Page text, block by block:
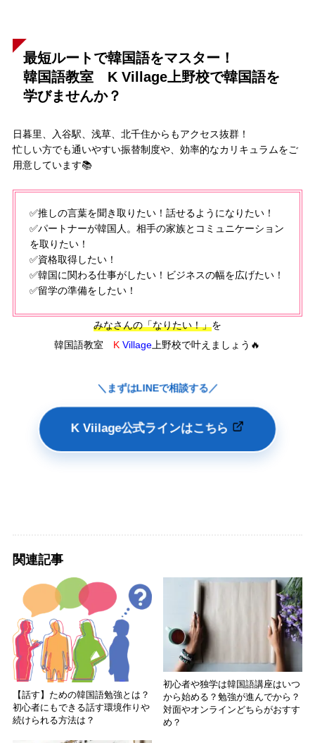
最短ルートで韓国語をマスター！
韓国語教室 K Village上野校で韓国語を
学びませんか？
日暮里、入谷駅、浅草、北千住からもアクセス抜群！
忙しい方でも通いやすい振替制度や、効率的なカリキュラムをご
用意しています📚
✅推しの言葉を聞き取りたい！話せるようになりたい！
✅パートナーが韓国人。相手の家族とコミュニケーション
を取りたい！
✅資格取得したい！
✅韓国に関わる仕事がしたい！ビジネスの幅を広げたい！
✅留学の準備をしたい！
みなさんの「なりたい！」を
韓国語教室 K Village上野校で叶えましょう🔥
＼まずはLINEで相談する／
K Viilage公式ラインはこちら
関連記事
【話す】ための韓国語勉強とは？
初心者にもできる話す環境作りや
続けられる方法は？
初心者や独学は韓国語講座はいつ
から始める？勉強が進んでから？
対面やオンラインどちらがおすす
め？